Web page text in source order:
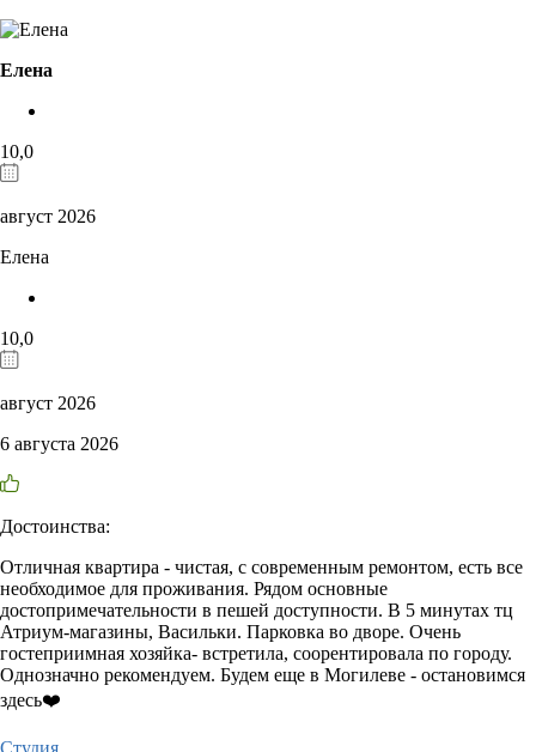
Елена
10,0
август 2026
Елена
10,0
август 2026
6 августа 2026
Достоинства:
Отличная квартира - чистая, с современным ремонтом, есть все
необходимое для проживания. Рядом основные
достопримечательности в пешей доступности. В 5 минутах тц
Атриум-магазины, Васильки. Парковка во дворе. Очень
гостеприимная хозяйка- встретила, соорентировала по городу.
Однозначно рекомендуем. Будем еще в Могилеве - остановимся
здесь❤️
Студия